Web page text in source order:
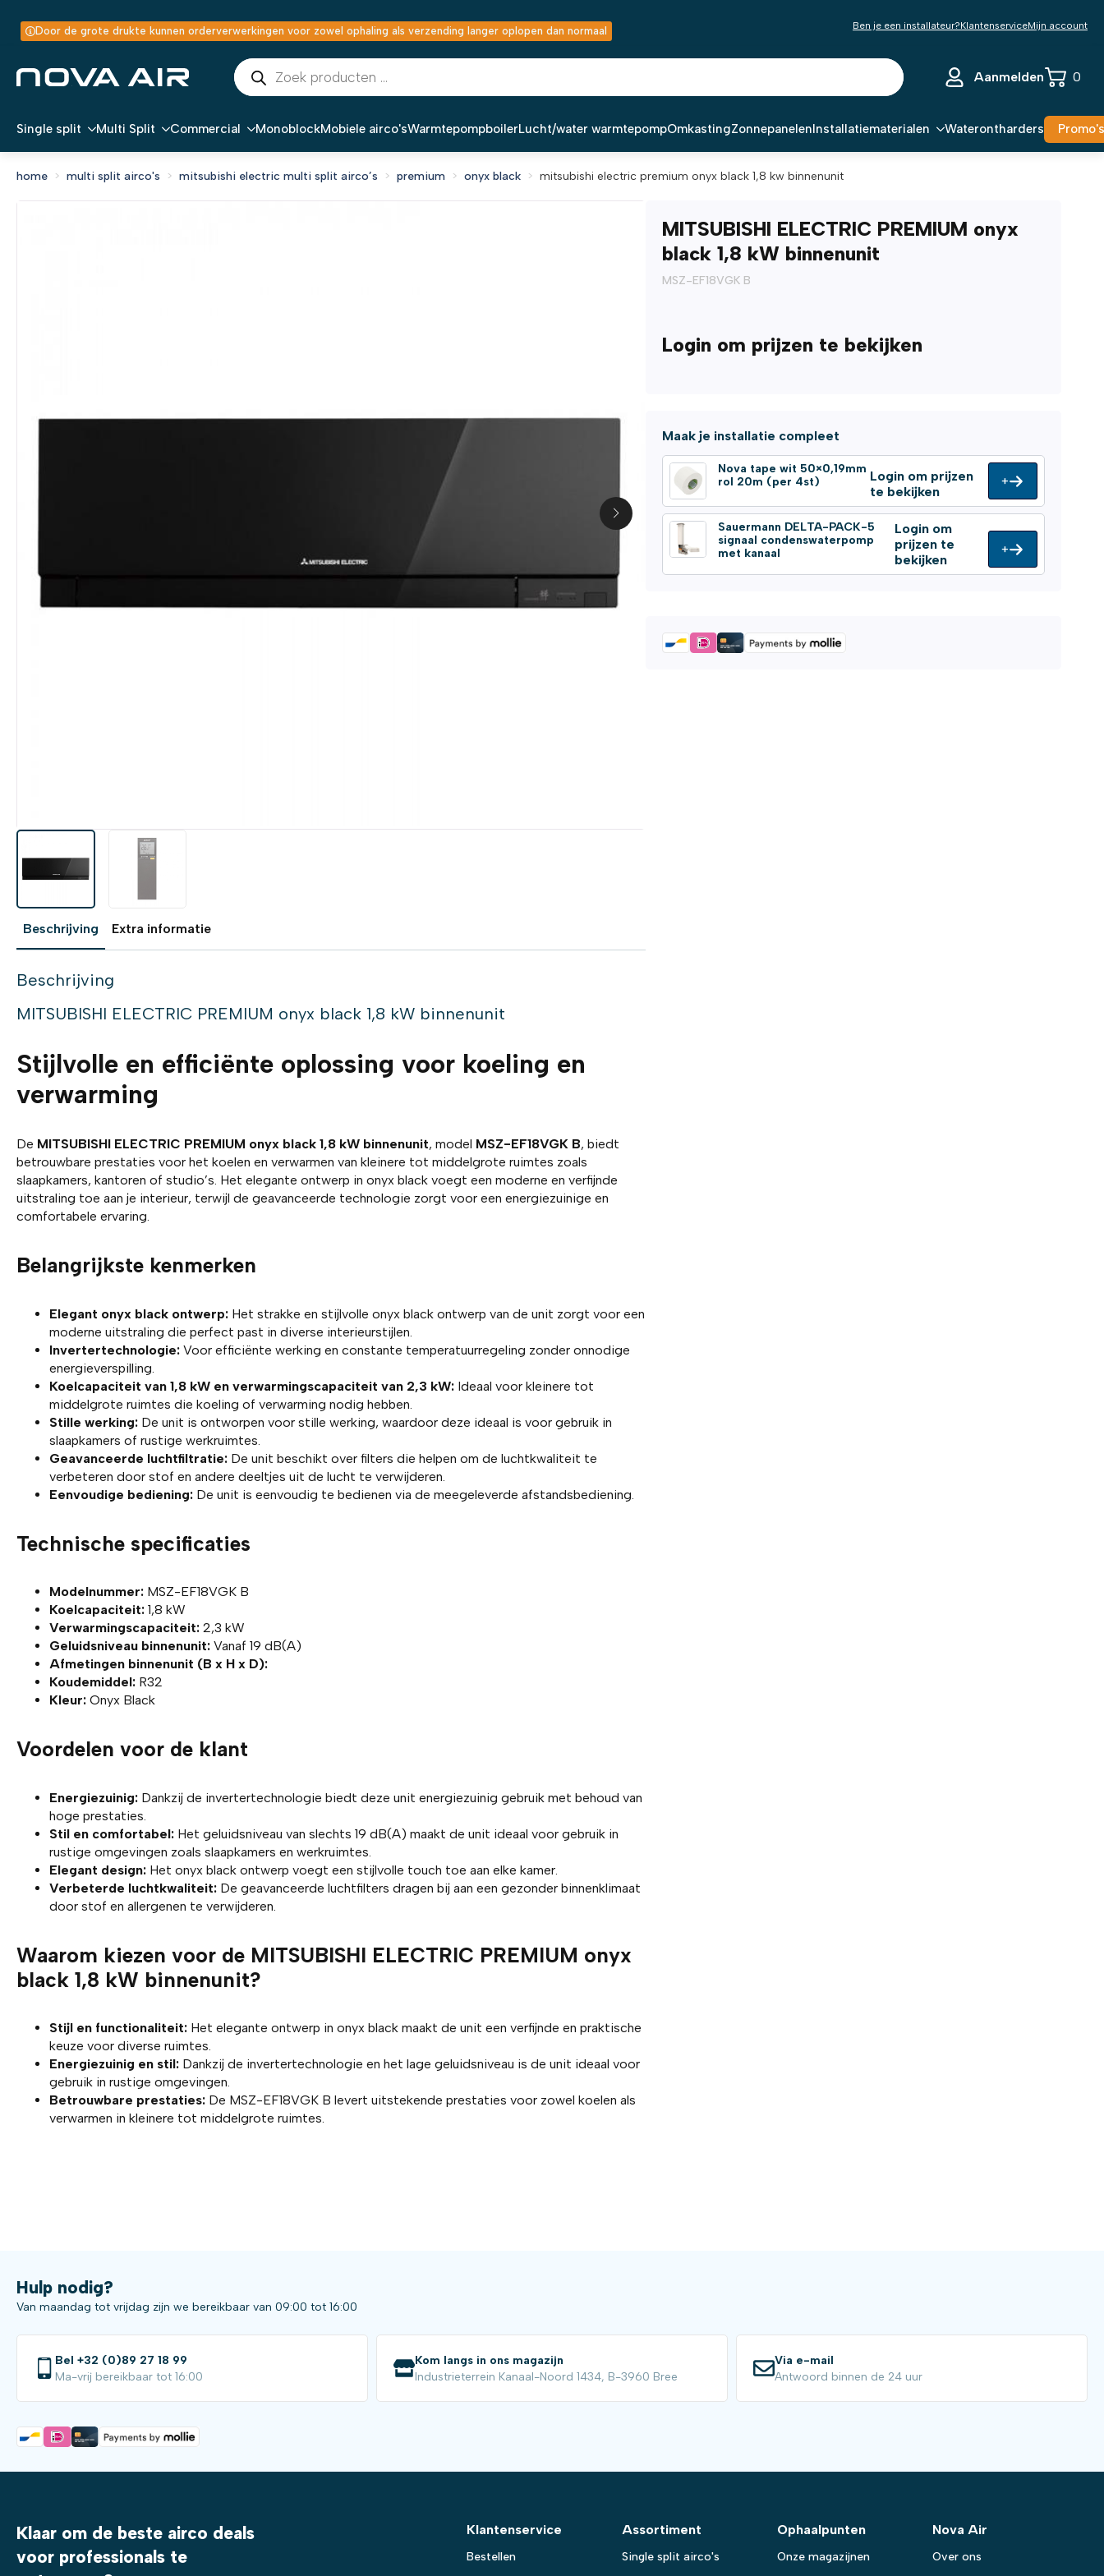
Door de grote drukte kunnen orderverwerkingen voor zowel ophaling als verzending langer oplopen dan normaal Ben je een installateur?KlantenserviceMijn account
Producten
zoeken
Aanmelden 0
Single split Multi Split Commercial MonoblockMobiele airco'sWarmtepompboilerLucht/water warmtepompOmkastingZonnepanelenInstallatiematerialen Waterontharders Promo's
home multi split airco's mitsubishi electric multi split airco’s premium onyx black mitsubishi electric premium onyx black 1,8 kw binnenunit
Beschrijving Extra informatie
Beschrijving
MITSUBISHI ELECTRIC PREMIUM onyx black 1,8 kW binnenunit
Stijlvolle en efficiënte oplossing voor koeling en
verwarming
De MITSUBISHI ELECTRIC PREMIUM onyx black 1,8 kW binnenunit, model MSZ-EF18VGK B, biedt
betrouwbare prestaties voor het koelen en verwarmen van kleinere tot middelgrote ruimtes zoals
slaapkamers, kantoren of studio’s. Het elegante ontwerp in onyx black voegt een moderne en verfijnde
uitstraling toe aan je interieur, terwijl de geavanceerde technologie zorgt voor een energiezuinige en
comfortabele ervaring.
Belangrijkste kenmerken
Elegant onyx black ontwerp: Het strakke en stijlvolle onyx black ontwerp van de unit zorgt voor een
moderne uitstraling die perfect past in diverse interieurstijlen.
Invertertechnologie: Voor efficiënte werking en constante temperatuurregeling zonder onnodige
energieverspilling.
Koelcapaciteit van 1,8 kW en verwarmingscapaciteit van 2,3 kW: Ideaal voor kleinere tot
middelgrote ruimtes die koeling of verwarming nodig hebben.
Stille werking: De unit is ontworpen voor stille werking, waardoor deze ideaal is voor gebruik in
slaapkamers of rustige werkruimtes.
Geavanceerde luchtfiltratie: De unit beschikt over filters die helpen om de luchtkwaliteit te
verbeteren door stof en andere deeltjes uit de lucht te verwijderen.
Eenvoudige bediening: De unit is eenvoudig te bedienen via de meegeleverde afstandsbediening.
Technische specificaties
Modelnummer: MSZ-EF18VGK B
Koelcapaciteit: 1,8 kW
Verwarmingscapaciteit: 2,3 kW
Geluidsniveau binnenunit: Vanaf 19 dB(A)
Afmetingen binnenunit (B x H x D):
Koudemiddel: R32
Kleur: Onyx Black
Voordelen voor de klant
Energiezuinig: Dankzij de invertertechnologie biedt deze unit energiezuinig gebruik met behoud van
hoge prestaties.
Stil en comfortabel: Het geluidsniveau van slechts 19 dB(A) maakt de unit ideaal voor gebruik in
rustige omgevingen zoals slaapkamers en werkruimtes.
Elegant design: Het onyx black ontwerp voegt een stijlvolle touch toe aan elke kamer.
Verbeterde luchtkwaliteit: De geavanceerde luchtfilters dragen bij aan een gezonder binnenklimaat
door stof en allergenen te verwijderen.
Waarom kiezen voor de MITSUBISHI ELECTRIC PREMIUM onyx
black 1,8 kW binnenunit?
Stijl en functionaliteit: Het elegante ontwerp in onyx black maakt de unit een verfijnde en praktische
keuze voor diverse ruimtes.
Energiezuinig en stil: Dankzij de invertertechnologie en het lage geluidsniveau is de unit ideaal voor
gebruik in rustige omgevingen.
Betrouwbare prestaties: De MSZ-EF18VGK B levert uitstekende prestaties voor zowel koelen als
verwarmen in kleinere tot middelgrote ruimtes.
MITSUBISHI ELECTRIC PREMIUM onyx
black 1,8 kW binnenunit
MSZ-EF18VGK B
Login om prijzen te bekijken
Maak je installatie compleet
Nova tape wit 50×0,19mm
rol 20m (per 4st)
Login om prijzen
te bekijken
+
Sauermann DELTA-PACK-5
signaal condenswaterpomp
met kanaal
Login om
prijzen te
bekijken
+
Hulp nodig?
Van maandag tot vrijdag zijn we bereikbaar van 09:00 tot 16:00
Bel +32 (0)89 27 18 99
Ma-vrij bereikbaar tot 16:00
Kom langs in ons magazijn
Industrieterrein Kanaal-Noord 1434, B-3960 Bree
Via e-mail
Antwoord binnen de 24 uur
Klaar om de beste airco deals
voor professionals te
Klantenservice
Bestellen
Assortiment
Single split airco's
Ophaalpunten
Onze magazijnen
Nova Air
Over ons